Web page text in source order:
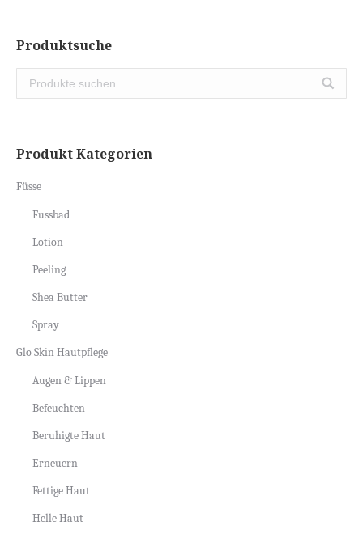
Produktsuche
Produkt Kategorien
Füsse
Fussbad
Lotion
Peeling
Shea Butter
Spray
Glo Skin Hautpflege
Augen & Lippen
Befeuchten
Beruhigte Haut
Erneuern
Fettige Haut
Helle Haut